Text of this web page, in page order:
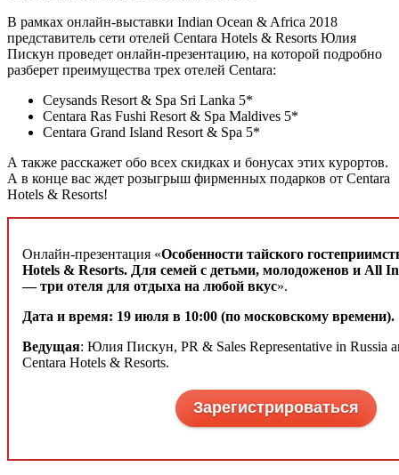
В рамках онлайн-выставки Indian Ocean & Africa 2018
представитель сети отелей Centara Hotels & Resorts Юлия
Пискун проведет онлайн-презентацию, на которой подробно
разберет преимущества трех отелей Centara:
Ceysands Resort & Spa Sri Lanka 5*
Centara Ras Fushi Resort & Spa Maldives 5*
Centara Grand Island Resort & Spa 5*
А также расскажет обо всех скидках и бонусах этих курортов.
А в конце вас ждет розыгрыш фирменных подарков от Centara
Hotels & Resorts!
Онлайн-презентация «Особенности тайского
Hotels & Resorts. Для семей с детьми, молодоженов и All
― три отеля для отдыха на любой вкус».
Дата и время: 19 июля в 10:00 (по московскому времени).
Ведущая: Юлия Пискун, PR & Sales Representative in Russia
Centara Hotels & Resorts.
Зарегистрироваться